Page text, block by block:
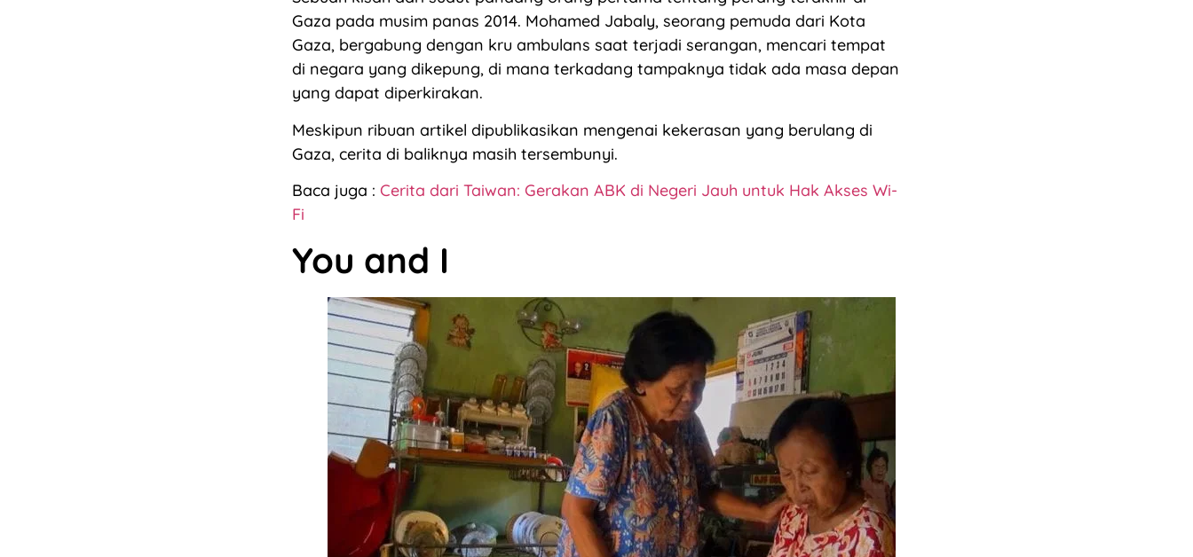
Gaza pada musim panas 2014. Mohamed Jabaly, seorang pemuda dari Kota
Gaza, bergabung dengan kru ambulans saat terjadi serangan, mencari tempat
di negara yang dikepung, di mana terkadang tampaknya tidak ada masa depan
yang dapat diperkirakan.
Meskipun ribuan artikel dipublikasikan mengenai kekerasan yang berulang di
Gaza, cerita di baliknya masih tersembunyi.
Baca juga : Cerita dari Taiwan: Gerakan ABK di Negeri Jauh untuk Hak Akses Wi-
Fi
You and I